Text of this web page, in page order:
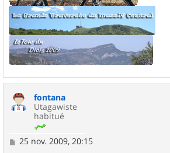
fontana
Utagawiste
habitué
M
25 nov. 2009, 20:15